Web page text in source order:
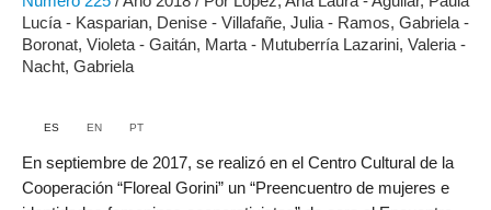
Lucía - Kasparian, Denise - Villafañe, Julia - Ramos, Gabriela -
Boronat, Violeta - Gaitán, Marta - Mutuberría Lazarini, Valeria -
Nacht, Gabriela
ES EN PT
En septiembre de 2017, se realizó en el Centro Cultural de la
Cooperación “Floreal Gorini” un “Preencuentro de mujeres e